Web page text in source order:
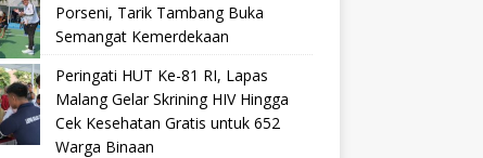
Porseni, Tarik Tambang Buka
Semangat Kemerdekaan
Peringati HUT Ke-81 RI, Lapas
Malang Gelar Skrining HIV Hingga
Cek Kesehatan Gratis untuk 652
Warga Binaan